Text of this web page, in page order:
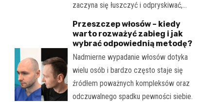
zaczyna się łuszczyć i odpryskiwać,…
Przeszczep włosów – kiedy
warto rozważyć zabieg i jak
wybrać odpowiednią metodę?
Nadmierne wypadanie włosów dotyka
wielu osób i bardzo często staje się
źródłem poważnych kompleksów oraz
odczuwalnego spadku pewności siebie.